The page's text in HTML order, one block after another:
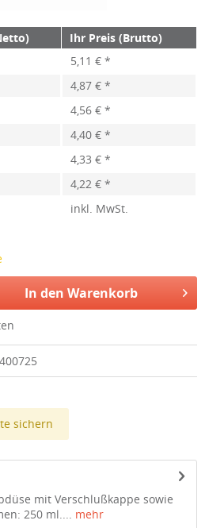
Ihr Preis (Brutto)
5,11 € *
4,87 € *
4,56 € *
4,40 € *
4,33 € *
4,22 € *
inkl. MwSt.
In den Warenkorb
sichern
mit Verschlußkappe sowie
250 ml.... mehr